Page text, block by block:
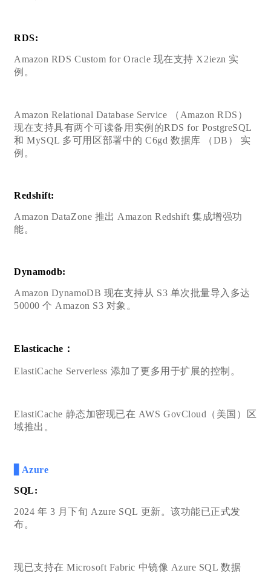
RDS:
Amazon RDS Custom for Oracle 现在支持 X2iezn 实
例。
Amazon Relational Database Service （Amazon RDS）
现在支持具有两个可读备用实例的RDS for PostgreSQL
和 MySQL 多可用区部署中的 C6gd 数据库 （DB） 实
例。
Redshift:
Amazon DataZone 推出 Amazon Redshift 集成增强功
能。
Dynamodb:
Amazon DynamoDB 现在支持从 S3 单次批量导入多达
50000 个 Amazon S3 对象。
Elasticache：
ElastiCache Serverless 添加了更多用于扩展的控制。
ElastiCache 静态加密现已在 AWS GovCloud（美国）区
域推出。
▋Azure
SQL:
2024 年 3 月下旬 Azure SQL 更新。该功能已正式发
布。
现已支持在 Microsoft Fabric 中镜像 Azure SQL 数据